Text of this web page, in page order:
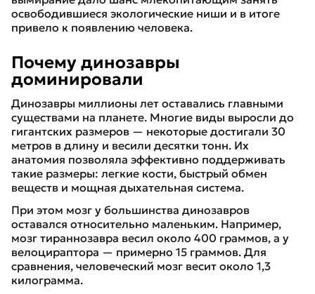
освободившиеся экологические ниши и в итоге
привело к появлению человека.
Почему динозавры
доминировали
Динозавры миллионы лет оставались главными
существами на планете. Многие виды выросли до
гигантских размеров — некоторые достигали 30
метров в длину и весили десятки тонн. Их
анатомия позволяла эффективно поддерживать
такие размеры: легкие кости, быстрый обмен
веществ и мощная дыхательная система.
При этом мозг у большинства динозавров
оставался относительно маленьким. Например,
мозг тираннозавра весил около 400 граммов, а у
велоцираптора — примерно 15 граммов. Для
сравнения, человеческий мозг весит около 1,3
килограмма.